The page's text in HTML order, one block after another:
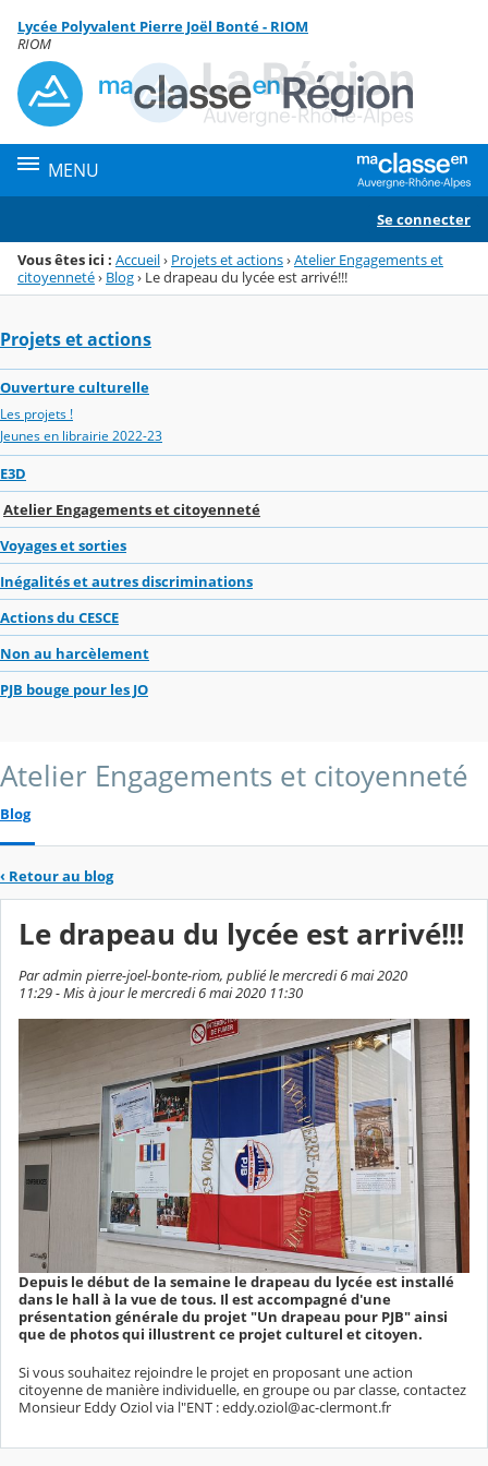
Menu de la rubrique
Contenu
Lycée Polyvalent Pierre Joël Bonté - RIOM
RIOM
MENU
Se connecter
Vous êtes ici : Accueil› Projets et actions›Atelier Engagements et
citoyenneté› Blog› Le drapeau du lycée est arrivé!!!
Projets et actions
Ouverture culturelle
Les projets !
Jeunes en librairie 2022-23
E3D
Atelier Engagements et citoyenneté
Voyages et sorties
Inégalités et autres discriminations
Actions du CESCE
Non au harcèlement
PJB bouge pour les JO
Atelier Engagements et citoyenneté
Blog
‹ Retour au blog
Le drapeau du lycée est arrivé!!!
Par admin pierre-joel-bonte-riom, publié le mercredi 6 mai 2020
11:29 - Mis à jour le mercredi 6 mai 2020 11:30
Depuis le début de la semaine le drapeau du lycée est installé
dans le hall à la vue de tous. Il est accompagné d'une
présentation générale du projet "Un drapeau pour PJB" ainsi
que de photos qui illustrent ce projet culturel et citoyen.
Si vous souhaitez rejoindre le projet en proposant une action
citoyenne de manière individuelle, en groupe ou par classe, contactez
Monsieur Eddy Oziol via l"ENT : eddy.oziol@ac-clermont.fr